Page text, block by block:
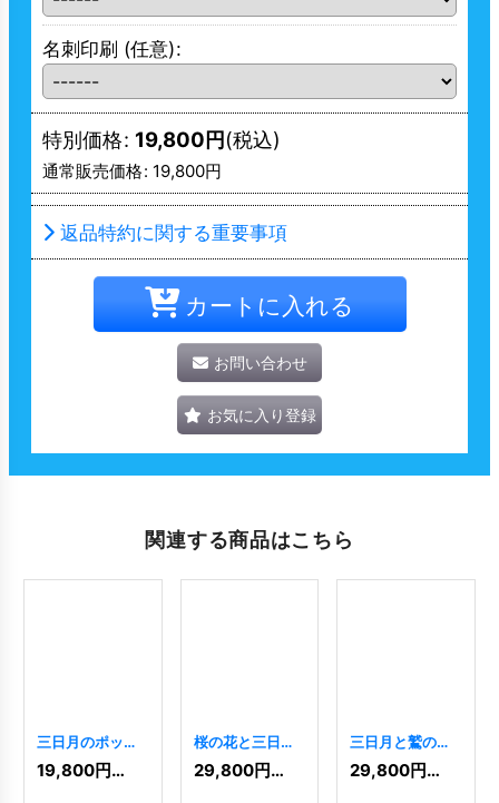
名刺印刷 (任意):
特別価格: 19,800円(税込)
通常販売価格: 19,800円
返品特約に関する重要事項
カートに入れる
お問い合わせ
お気に入り登録
関連する商品はこちら
三日月のポップ
なロゴ [2292
19,800円(税込)
桜の花と三日月
をあしらった優
美なロゴ [ 7862
29,800円(税込)
三日月と鷲のロ
ゴ[ 8284]
29,800円(税込)